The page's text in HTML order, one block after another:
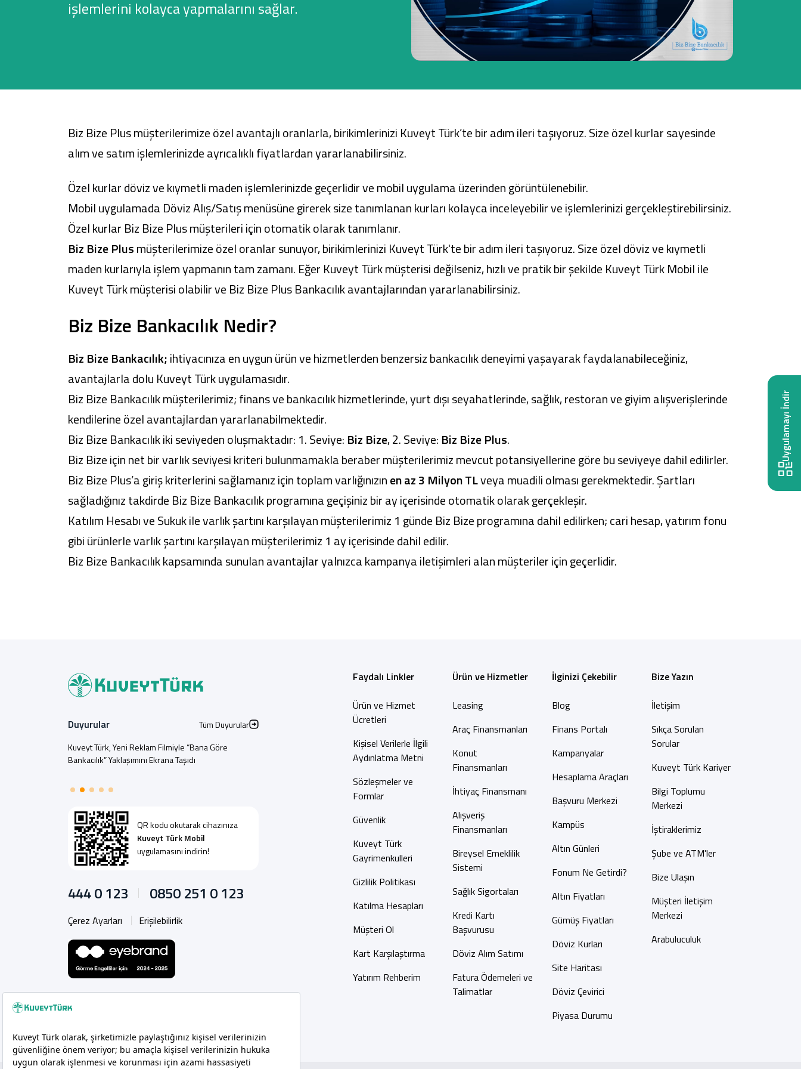
Tüm Kampanyalar
Tüm Kampanyalar
Araç Finansmanı
Yatırım Fonları
Tarım Finansmanı
işlemlerini kolayca yapmalarını sağlar.
Biz Bize Plus müşterilerimize özel avantajlı oranlarla, birikimlerinizi Kuveyt Türk’te bir adım ileri taşıyoruz. Size özel kurlar sayesinde
alım ve satım işlemlerinizde ayrıcalıklı fiyatlardan yararlanabilirsiniz.
Özel kurlar döviz ve kıymetli maden işlemlerinizde geçerlidir ve mobil uygulama üzerinden görüntülenebilir.
Mobil uygulamada Döviz Alış/Satış menüsüne girerek size tanımlanan kurları kolayca inceleyebilir ve işlemlerinizi gerçekleştirebilirsiniz.
Özel kurlar Biz Bize Plus müşterileri için otomatik olarak tanımlanır.
Biz Bize Plusmüşterilerimize özel oranlar sunuyor, birikimlerinizi Kuveyt Türk'te bir adım ileri taşıyoruz. Size özel döviz ve kıymetli
maden kurlarıyla işlem yapmanın tam zamanı. Eğer Kuveyt Türk müşterisi değilseniz, hızlı ve pratik bir şekilde Kuveyt Türk Mobilile
Kuveyt Türk müşterisi olabilir ve Biz Bize Plus Bankacılık avantajlarından yararlanabilirsiniz.
Biz Bize Bankacılık Nedir?
Biz Bize Bankacılık;ihtiyacınıza en uygun ürün ve hizmetlerden benzersiz bankacılık deneyimi yaşayarak faydalanabileceğiniz,
avantajlarla dolu Kuveyt Türk uygulamasıdır.
Biz Bize Bankacılık müşterilerimiz; finans ve bankacılık hizmetlerinde, yurt dışı seyahatlerinde, sağlık, restoran ve giyim alışverişlerinde
kendilerine özel avantajlardan yararlanabilmektedir.
Biz Bize Bankacılık iki seviyeden oluşmaktadır: 1. Seviye: Biz Bize, 2. Seviye: Biz Bize Plus.
Biz Bize için net bir varlık seviyesi kriteri bulunmamakla beraber müşterilerimiz mevcut potansiyellerine göre bu seviyeye dahil edilirler.
Biz Bize Plus’a giriş kriterlerini sağlamanız için toplam varlığınızınen az 3 Milyon TLveya muadili olması gerekmektedir. Şartları
sağladığınız takdirde Biz Bize Bankacılık programına geçişiniz bir ay içerisinde otomatik olarak gerçekleşir.
Katılım Hesabı ve Sukuk ile varlık şartını karşılayan müşterilerimiz 1 günde Biz Bize programına dahil edilirken; cari hesap, yatırım fonu
gibi ürünlerle varlık şartını karşılayan müşterilerimiz 1 ay içerisinde dahil edilir.
Biz Bize Bankacılık kapsamında sunulan avantajlar yalnızca kampanya iletişimleri alan müşteriler için geçerlidir.
Faydalı Linkler
Ürün ve Hizmet
Ücretleri
Kişisel Verilerle İlgili
Aydınlatma Metni
Sözleşmeler ve
Formlar
Güvenlik
Kuveyt Türk
Gayrimenkulleri
Gizlilik Politikası
Katılma Hesapları
Müşteri Ol
Kart Karşılaştırma
Yatırım Rehberim
Ürün ve Hizmetler
Leasing
Araç Finansmanları
Konut
Finansmanları
İhtiyaç Finansmanı
Alışveriş
Finansmanları
Bireysel Emeklilik
Sistemi
Sağlık Sigortaları
Kredi Kartı
Başvurusu
Döviz Alım Satımı
Fatura Ödemeleri ve
Talimatlar
İlginizi Çekebilir
Blog
Finans Portalı
Kampanyalar
Hesaplama Araçları
Başvuru Merkezi
Kampüs
Altın Günleri
Fonum Ne Getirdi?
Altın Fiyatları
Gümüş Fiyatları
Döviz Kurları
Site Haritası
Döviz Çevirici
Piyasa Durumu
Bize Yazın
İletişim
Sıkça Sorulan
Sorular
Kuveyt Türk Kariyer
Bilgi Toplumu
Merkezi
İştiraklerimiz
Şube ve ATM'ler
Bize Ulaşın
Müşteri İletişim
Merkezi
Arabuluculuk
QR kodu okutarak cihazınıza
Kuveyt Türk Mobil
uygulamasını indirin!
Duyurular
Tüm Duyurular
Kuveyt Türk, Yeni Reklam Filmiyle “Bana Göre
Bankacılık” Yaklaşımını Ekrana Taşıdı
444 0 123 0850 251 0 123
Çerez Ayarları Erişilebilirlik
Uygulamayı İndir